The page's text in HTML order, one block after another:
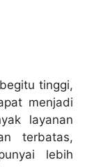
tinggi,
menjadi
layanan
terbatas,
lebih